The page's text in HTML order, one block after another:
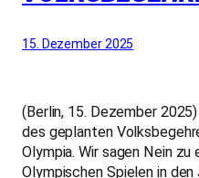
15. Dezember 2025
(Berlin, 15. Dezember
des geplanten
Olympia. Wir sagen Nein zu
Olympischen Spielen in